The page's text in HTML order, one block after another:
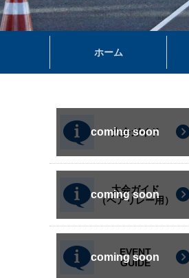
ホーム
大会ガイド
大会ガイド
（ペアリレー用）
EVENT
GUIDE